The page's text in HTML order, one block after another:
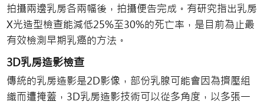
拍攝兩邊乳房各兩幅後，拍攝便告完成。有研究指出乳房
X光造型檢查能減低25%至30%的死亡率，是目前為止最
有效檢測早期乳癌的方法。
3D乳房造影檢查
傳統的乳房造影是2D影像，部份乳腺可能會因為擠壓組
織而遭掩蓋，3D乳房造影技術可以從多角度，以多張一